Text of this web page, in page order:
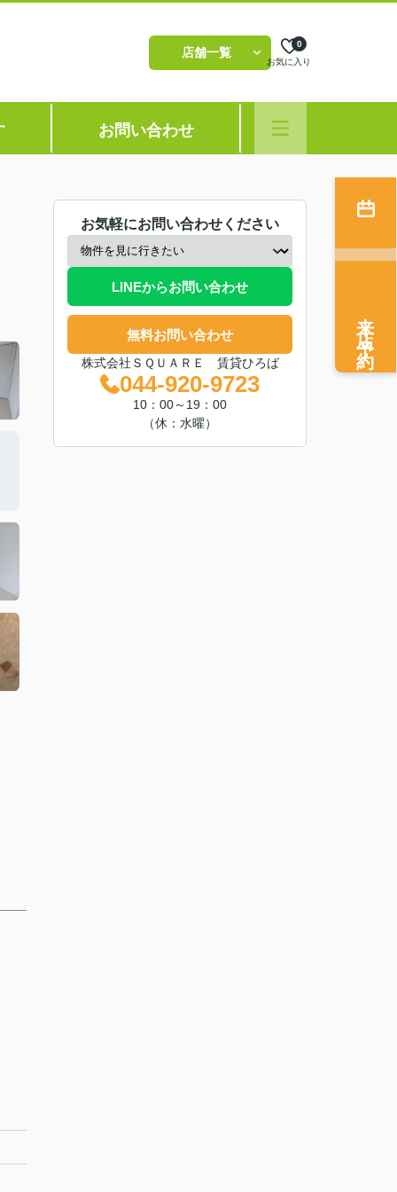
店舗一覧
お気に入り
0
お問い合わせ
お気軽にお問い合わせください
LINEからお問い合わせ
無料お問い合わせ
株式会社ＳＱＵＡＲＥ 賃貸ひろば
044-920-9723
10：00～19：00
（休：水曜）
来店予約